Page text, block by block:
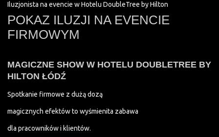
Iluzjonista na evencie w Hotelu DoubleTree by Hilton
POKAZ ILUZJI NA EVENCIE
FIRMOWYM
MAGICZNE SHOW W HOTELU DOUBLETREE BY
HILTON ŁÓDŹ
Spotkanie firmowe z dużą dozą
magicznych efektów to wyśmienita zabawa
dla pracowników i klientów.